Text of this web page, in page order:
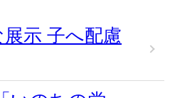
示 子へ配慮